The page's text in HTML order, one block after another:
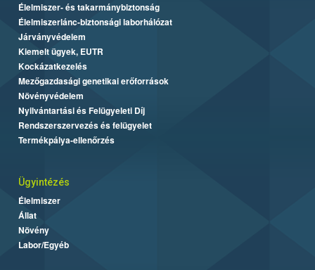
Élelmiszer- és takarmánybiztonság
Élelmiszerlánc-biztonsági laborhálózat
Járványvédelem
Kiemelt ügyek, EUTR
Kockázatkezelés
Mezőgazdasági genetikai erőforrások
Növényvédelem
Nyilvántartási és Felügyeleti Díj
Rendszerszervezés és felügyelet
Termékpálya-ellenőrzés
Ügyintézés
Élelmiszer
Állat
Növény
Labor/Egyéb